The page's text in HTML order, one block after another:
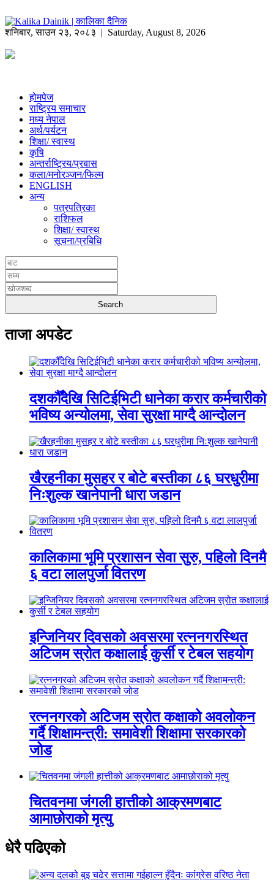
शनिबार,साउन २३, २०८३ | Saturday, August 8, 2026
होमपेज
राष्ट्रिय समाचार
मध्य नेपाल
अर्थ/पर्यटन
शिक्षा/ स्वास्थ
कृषि
अन्तर्राष्ट्रिय/प्रबास
कला/मनोरञ्जन/फिल्म
ENGLISH
अन्य
पत्रपत्रिका
राशिफल
शिक्षा/ स्वास्थ
सूचना/प्रबिधि
ताजा अपडेट
दशकौँदेखि सिटिईभिटी धानेका करार कर्मचारीको
भविष्य अन्योलमा, सेवा सुरक्षा माग्दै आन्दोलन
खैरहनीका मुसहर र बोटे बस्तीका ८६ घरधुरीमा
निःशुल्क खानेपानी धारा जडान
कालिकामा भूमि प्रशासन सेवा सुरु, पहिलो दिनमै
६ वटा लालपुर्जा वितरण
इन्जिनियर दिवसको अवसरमा रत्ननगरस्थित
अटिजम स्रोत कक्षालाई कुर्सी र टेबल सहयोग
रत्ननगरको अटिजम स्रोत कक्षाको अवलोकन
गर्दै शिक्षामन्त्री: समावेशी शिक्षामा सरकारको
जोड
चितवनमा जंगली हात्तीको आक्रमणबाट
आमाछोराको मृत्यु
धेरै पढिएको